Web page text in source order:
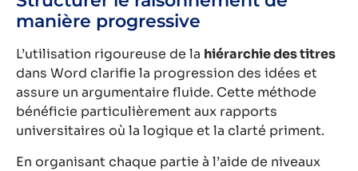
manière progressive
L’utilisation rigoureuse de la hiérarchie des titres
dans Word clarifie la progression des idées et
assure un argumentaire fluide. Cette méthode
bénéficie particulièrement aux rapports
universitaires où la logique et la clarté priment.
En organisant chaque partie à l’aide de niveaux